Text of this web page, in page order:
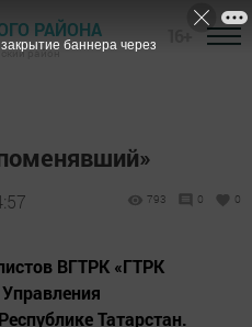
РАЙОНА
район
793 0 0
ВГТРК «ГТРК
Татарстан.
баннера через